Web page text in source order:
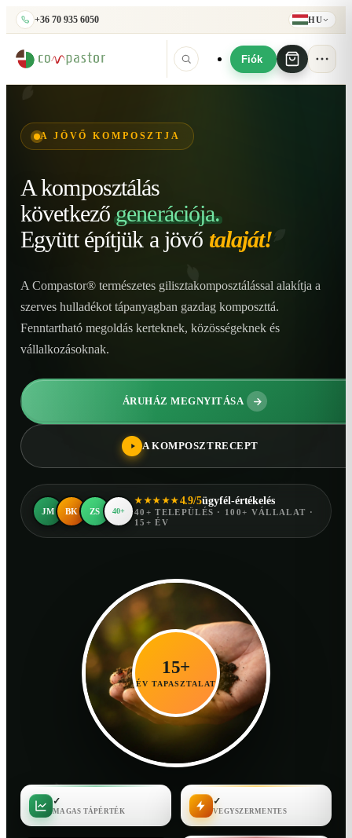
+36 70 935 6050 HU
Fiók
A JÖVŐ KOMPOSZTJA
A komposztálás
következő generációja.
Együtt építjük a jövő talaját!
A Compastor® természetes gilisztakomposztálással alakítja a
szerves hulladékot tápanyagban gazdag komposzttá.
Fenntartható megoldás kerteknek, közösségeknek és
vállalkozásoknak.
ÁRUHÁZ MEGNYITÁSA
A KOMPOSZTRECEPT
JM BK ZS 40+
★★★★★4.9/5ügyfél-értékelés
40+ TELEPÜLÉS · 100+ VÁLLALAT ·
15+ ÉV
15+
ÉV TAPASZTALAT
✓
MAGAS TÁPÉRTÉK
✓
VEGYSZERMENTES